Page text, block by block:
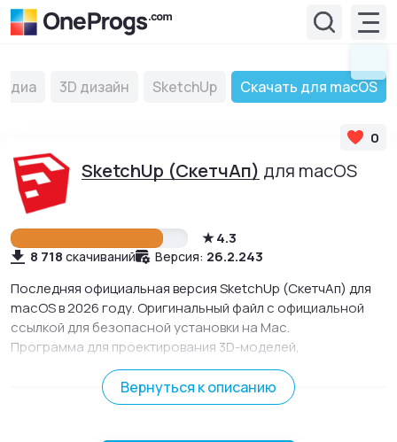
3D дизайн SketchUp Скачать для macOS
SketchUp (СкетчАп) для macOS
0
4.3
8 718 скачиваний Версия: 26.2.243
Последняя официальная версия SketchUp (СкетчАп) для
macOS в 2026 году. Оригинальный файл с официальной
ссылкой для безопасной установки на Mac.
Программа для проектирования 3D-моделей,
проектирования несложных объемных моделей зданий,
мебели, деталей интерьера.Вернуться к описанию